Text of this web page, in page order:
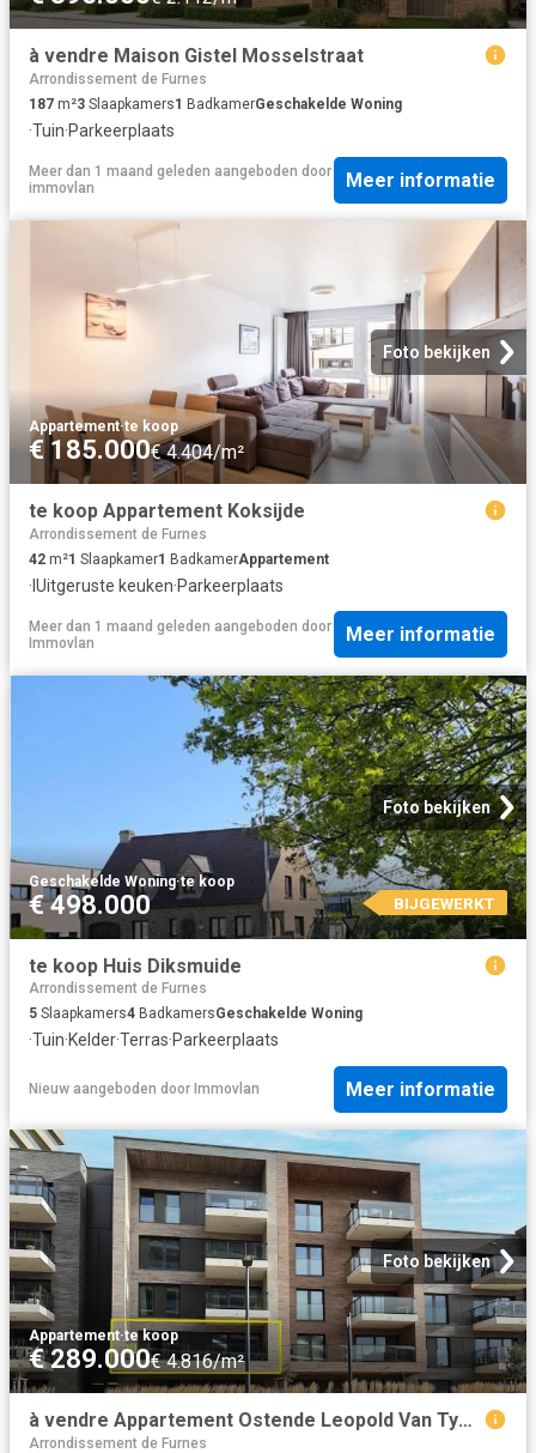
à vendre Maison Gistel Mosselstraat
Arrondissement de Furnes
187 m²3 Slaapkamers1 BadkamerGeschakelde Woning
·Tuin·Parkeerplaats
Meer dan 1 maand geleden aangeboden door
immovlan
Meer informatie
Foto bekijken
Appartement·te koop
€ 185.000€ 4.404/m²
te koop Appartement Koksijde
Arrondissement de Furnes
42 m²1 Slaapkamer1 BadkamerAppartement
· IUitgeruste keuken·Parkeerplaats
Meer dan 1 maand geleden aangeboden door
Immovlan
Meer informatie
Foto bekijken
Geschakelde Woning·te koop
€ 498.000 BIJGEWERKT
te koop Huis Diksmuide
Arrondissement de Furnes
5 Slaapkamers4 BadkamersGeschakelde Woning
·Tuin·Kelder·Terras·Parkeerplaats
Nieuw aangeboden door Immovlan Meer informatie
Foto bekijken
Appartement·te koop
€ 289.000€ 4.816/m²
à vendre Appartement Ostende Leopold Van Tyghemlaan
Arrondissement de Furnes